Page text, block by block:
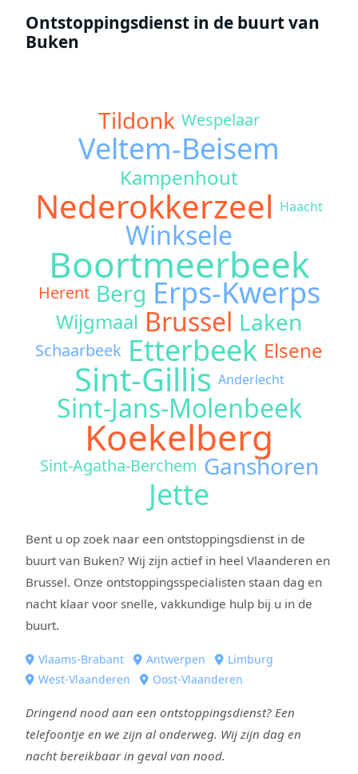
Ontstoppingsdienst in de buurt van
Buken
Tildonk Wespelaar
Veltem-Beisem
Kampenhout
Nederokkerzeel Haacht
Winksele
Boortmeerbeek
Herent Berg Erps-Kwerps
Wijgmaal Brussel Laken
Schaarbeek Etterbeek Elsene
Sint-Gillis Anderlecht
Sint-Jans-Molenbeek
Koekelberg
Sint-Agatha-Berchem Ganshoren
Jette
Bent u op zoek naar een ontstoppingsdienst in de
buurt van Buken? Wij zijn actief in heel Vlaanderen en
Brussel. Onze ontstoppingsspecialisten staan dag en
nacht klaar voor snelle, vakkundige hulp bij u in de
buurt.
Vlaams-Brabant Antwerpen
Limburg
West-Vlaanderen
Oost-Vlaanderen
Dringend nood aan een ontstoppingsdienst? Een
telefoontje en we zijn al onderweg. Wij zijn dag en
nacht bereikbaar in geval van nood.